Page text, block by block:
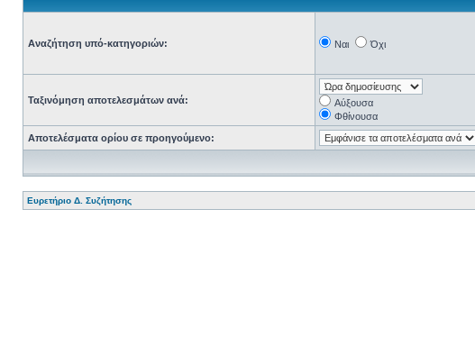
Αναζήτηση υπό-κατηγοριών: Ναι Όχι
Ταξινόμηση αποτελεσμάτων ανά:
Αύξουσα
Φθίνουσα
Αποτελέσματα ορίου σε προηγούμενο:
Ευρετήριο Δ. Συζήτησης